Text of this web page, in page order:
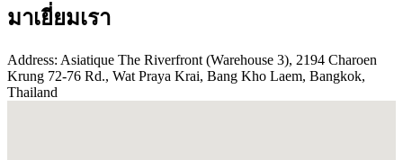
มาเยี่ยมเรา
Address: Asiatique The Riverfront (Warehouse 3), 2194 Charoen
Krung 72-76 Rd., Wat Praya Krai, Bang Kho Laem, Bangkok,
Thailand